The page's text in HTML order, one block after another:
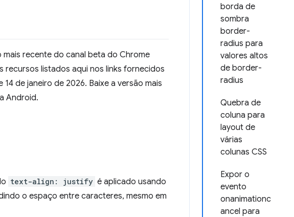
borda de
sombra
border-
radius para
valores altos
de border-
radius
Quebra de
coluna para
layout de
várias
colunas CSS
Expor o
evento
onanimationc
ancel para
mais recente do canal beta do Chrome
recursos listados aqui nos links fornecidos
de janeiro de 2026. Baixe a versão mais
Android.
text-align: justify é aplicado usando
o espaço entre caracteres, mesmo em